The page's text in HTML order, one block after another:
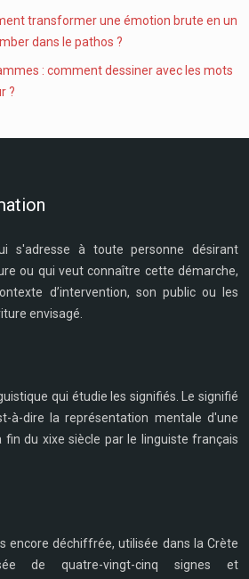
transformer une émotion brute en un
dans le pathos ?
: comment dessiner avec les mots
?
s'adresse à toute personne désirant
ou qui veut connaître cette démarche,
d’intervention, son public ou les
envisagé.
qui étudie les signifiés. Le signifié
à-dire la représentation mentale d'une
fin du xixe siècle par le linguiste français
encore déchiffrée, utilisée dans la Crète
de quatre-vingt-cinq signes et